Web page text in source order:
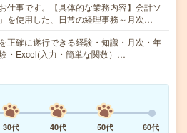
仕事です。【具体的な業務内容】会計ソ
を使用した、日常の経理事務～月次…
正確に遂行できる経験・知識・月次・年
・Excel(入力・簡単な関数）…
30代 40代 50代
60代